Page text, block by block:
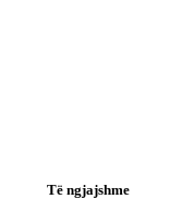
Të ngjajshme